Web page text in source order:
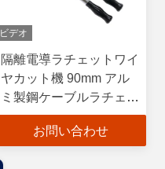
ビデオ
隔離電導ラチェットワイ
ヤカット機 90mm アル
ミ製鋼ケーブルラチェッ
ト
お問い合わせ